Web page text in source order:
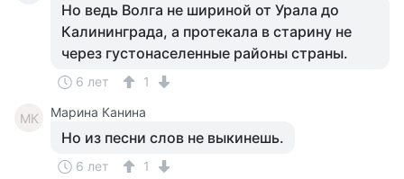
Но ведь Волга не шириной от Урала до
Калининграда, а протекала в старину не
через густонаселенные районы страны.
6 лет 1
МК Марина Канина
Но из песни слов не выкинешь.
6 лет 1